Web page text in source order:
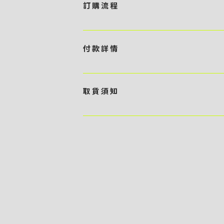
訂 購 流 程
1 / 挑選款式及設計 貴客可瀏覽 4:00AM 官方網站或親
訂購內容進行報價 3 / 確實訂單及緻付訂金 4AM 團隊依
付 款 詳 情
貴客可選擇以下方式繳付貨款： ・ 親臨工作室現金支
）交予4AM 團隊核實有關款項 - 任何轉帳或換匯交易手
取 貨 須 知
貴客可選擇以下方式提取所訂購之貨品： ​・ 工作室自